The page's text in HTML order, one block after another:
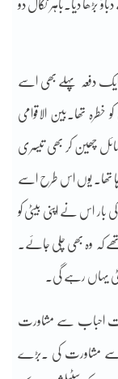
بڑھا دیا۔باہر نکال دو
دفعہ پہلے بھی اسے
خطرہ تھا۔بین الاقوامی
چھین کر بھی تیسری
تھا۔ یوں اس طرح اسے
بار اس نے اپنی بیٹی کو
تھے کہ وہ بھی چلی جائے۔
یہاں رہے گی۔
احباب سے مشاورت
سے مشاورت کی ۔بڑے